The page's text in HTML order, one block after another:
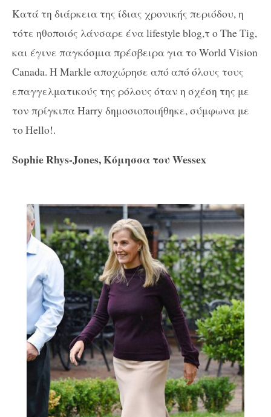
Κατά τη διάρκεια της ίδιας χρονικής περιόδου, η
τότε ηθοποιός λάνσαρε ένα lifestyle blog,τ ο The Tig,
και έγινε παγκόσμια πρέσβειρα για το World Vision
Canada. Η Markle αποχώρησε από από όλους τους
επαγγελματικούς της ρόλους όταν η σχέση της με
τον πρίγκιπα Harry δημοσιοποιήθηκε, σύμφωνα με
το Hello!.
Sophie Rhys-Jones, Κόμησσα του Wessex